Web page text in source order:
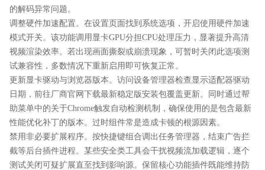
的解码异常问题。
调整硬件加速配置。在设置页面找到系统选项，开启使用硬件加速
模式开关。该功能调用显卡GPU分担CPU处理压力，显著提升高清
视频渲染效率。若出现画面撕裂或崩溃现象，可暂时关闭此选项测
试兼容性，多数情况下重新启用即可恢复正常。
更新显卡驱动与浏览器版本。访问设备管理器检查显示适配器驱动
日期，前往厂商官网下载最新稳定版安装包覆盖更新。同时通过帮
助菜单中的关于Chrome触发自动检测机制，确保使用的是包含最新
性能优化补丁的版本。过时组件常是造成卡顿的根源因素。
禁用非必要扩展程序。按快捷键组合调出任务管理器，结束广告拦
截等后台插件进程。某些安全类工具会干扰视频流加载逻辑，逐个
测试关闭可疑扩展直至找到影响源。保留核心功能插件既能维持防